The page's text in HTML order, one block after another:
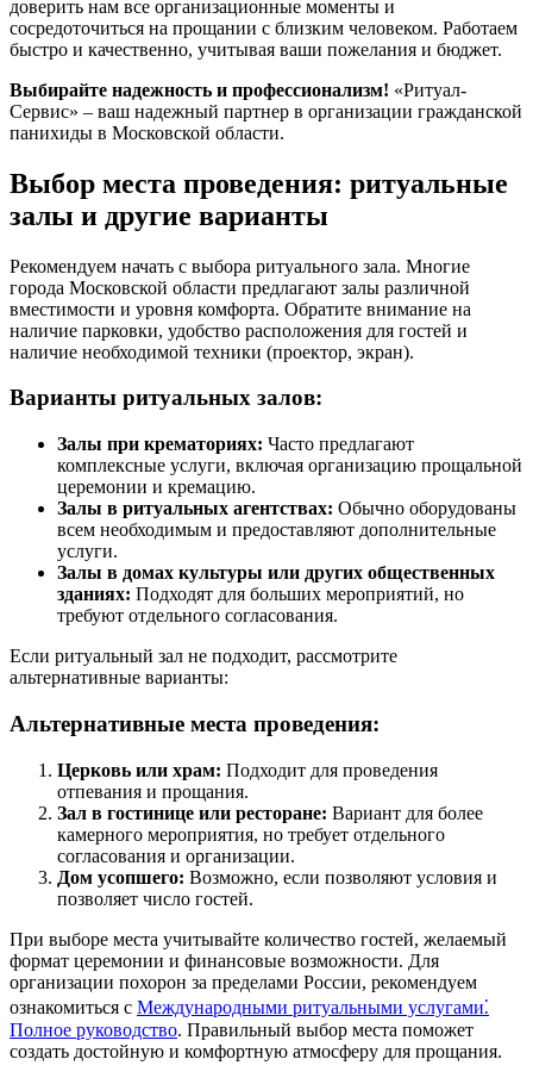
доверить нам все организационные моменты и
сосредоточиться на прощании с близким человеком. Работаем
быстро и качественно, учитывая ваши пожелания и бюджет.
Выбирайте надежность и профессионализм! «Ритуал-
Сервис» – ваш надежный партнер в организации гражданской
панихиды в Московской области.
Выбор места проведения: ритуальные
залы и другие варианты
Рекомендуем начать с выбора ритуального зала. Многие
города Московской области предлагают залы различной
вместимости и уровня комфорта. Обратите внимание на
наличие парковки, удобство расположения для гостей и
наличие необходимой техники (проектор, экран).
Варианты ритуальных залов:
Залы при крематориях: Часто предлагают
комплексные услуги, включая организацию прощальной
церемонии и кремацию.
Залы в ритуальных агентствах: Обычно оборудованы
всем необходимым и предоставляют дополнительные
услуги.
Залы в домах культуры или других общественных
зданиях: Подходят для больших мероприятий, но
требуют отдельного согласования.
Если ритуальный зал не подходит, рассмотрите
альтернативные варианты:
Альтернативные места проведения:
Церковь или храм: Подходит для проведения
отпевания и прощания.
Зал в гостинице или ресторане: Вариант для более
камерного мероприятия, но требует отдельного
согласования и организации.
Дом усопшего: Возможно, если позволяют условия и
позволяет число гостей.
При выборе места учитывайте количество гостей, желаемый
формат церемонии и финансовые возможности. Для
организации похорон за пределами России, рекомендуем
ознакомиться с Международными ритуальными услугами⁚
Полное руководство. Правильный выбор места поможет
создать достойную и комфортную атмосферу для прощания.